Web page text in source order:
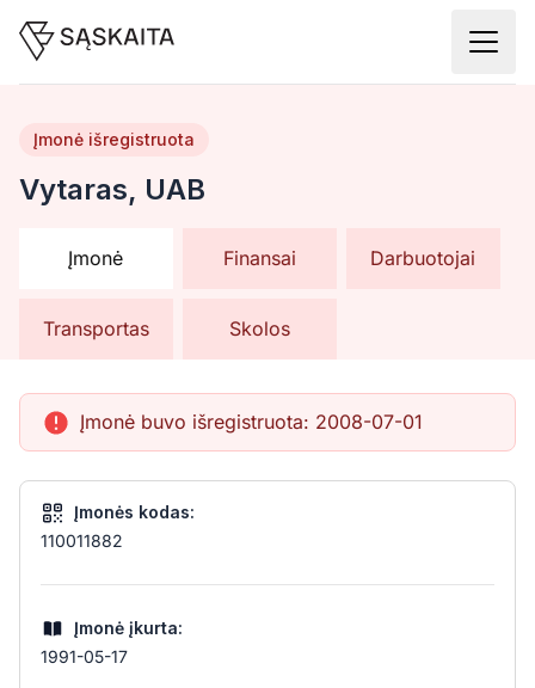
Vytaras, UAB
Įmonė išregistruota
Įmonė Finansai Darbuotojai
Transportas Skolos
Įmonė buvo išregistruota: 2008-07-01
Įmonės kodas:
110011882
Įmonė įkurta:
1991-05-17